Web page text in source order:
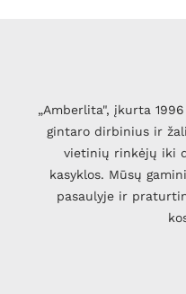
„Amberlita", įkurta
gintaro dirbinius ir
vietinių rinkėjų iki
kasyklos. Mūsų
pasaulyje ir